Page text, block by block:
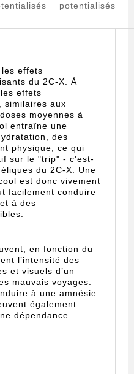
potentialisés
effets
du 2C-X. À
effets
similaires aux
moyennes à
entraîne une
des
physique, ce qui
sur le "trip" - c'est-
du 2C-X. Une
est donc vivement
facilement conduire
à des
en fonction du
l’intensité des
et visuels d’un
mauvais voyages.
à une amnésie
également
dépendance